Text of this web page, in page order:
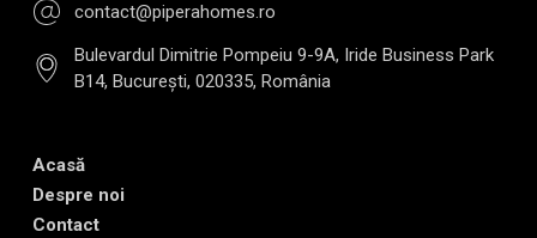
contact@piperahomes.ro
Bulevardul Dimitrie Pompeiu 9-9A, Iride Business Park
B14, București, 020335, România
Acasă
Despre noi
Contact